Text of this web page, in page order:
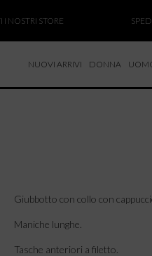
STORE
NUOVI ARRIVI DONNA
ARRIVI
Giubbotto con collo con
Maniche lunghe.
Tasche anteriori a filetto.